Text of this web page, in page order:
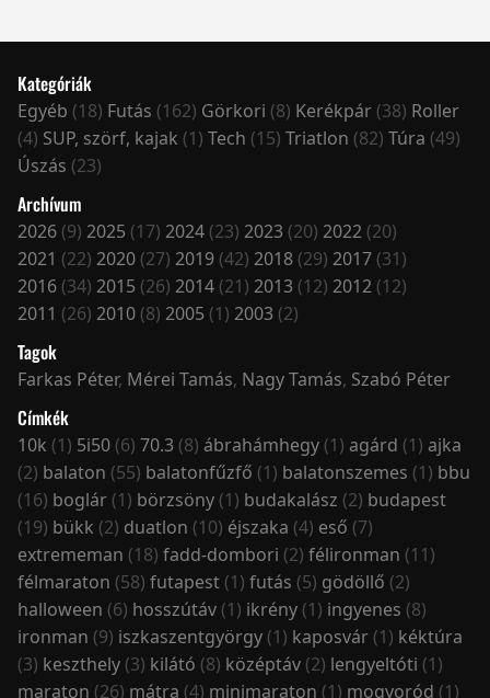
Kategóriák
Egyéb (18) Futás (162) Görkori (8) Kerékpár (38) Roller
(4) SUP, szörf, kajak (1) Tech (15) Triatlon (82) Túra (49)
Úszás (23)
Archívum
2026 (9) 2025 (17) 2024 (23) 2023 (20) 2022 (20)
2021 (22) 2020 (27) 2019 (42) 2018 (29) 2017 (31)
2016 (34) 2015 (26) 2014 (21) 2013 (12) 2012 (12)
2011 (26) 2010 (8) 2005 (1) 2003 (2)
Tagok
Farkas Péter, Mérei Tamás, Nagy Tamás, Szabó Péter
Címkék
10k (1) 5i50 (6) 70.3 (8) ábrahámhegy (1) agárd (1) ajka
(2) balaton (55) balatonfűzfő (1) balatonszemes (1) bbu
(16) boglár (1) börzsöny (1) budakalász (2) budapest
(19) bükk (2) duatlon (10) éjszaka (4) eső (7)
extrememan (18) fadd-dombori (2) félironman (11)
félmaraton (58) futapest (1) futás (5) gödöllő (2)
halloween (6) hosszútáv (1) ikrény (1) ingyenes (8)
ironman (9) iszkaszentgyörgy (1) kaposvár (1) kéktúra
(3) keszthely (3) kilátó (8) középtáv (2) lengyeltóti (1)
maraton (26) mátra (4) minimaraton (1) mogyoród (1)